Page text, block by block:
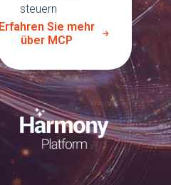
steuern
Erfahren Sie mehr
über MCP